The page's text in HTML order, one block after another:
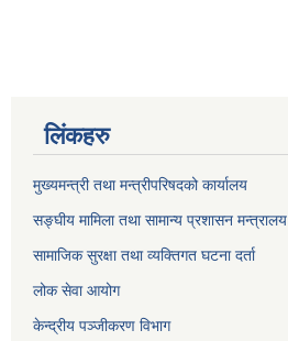
लिंकहरु
मुख्यमन्त्री तथा मन्त्रीपरिषदको कार्यालय
सङ्घीय मामिला तथा सामान्य प्रशासन मन्त्रालय
सामाजिक सुरक्षा तथा व्यक्तिगत घटना दर्ता
लोक सेवा आयोग
केन्द्रीय पञ्जीकरण विभाग